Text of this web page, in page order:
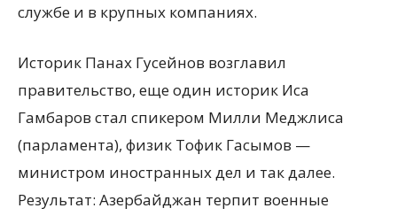
службе и в крупных компаниях.
Историк Панах Гусейнов возглавил
правительство, еще один историк Иса
Гамбаров стал спикером Милли Меджлиса
(парламента), физик Тофик Гасымов —
министром иностранных дел и так далее.
Результат: Азербайджан терпит военные